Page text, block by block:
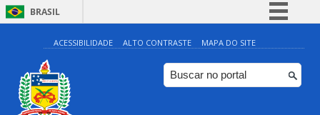
BRASIL
Simplifique!
Comunica BR
Participe
ACESSIBILIDADE ALTO CONTRASTE MAPA DO SITE